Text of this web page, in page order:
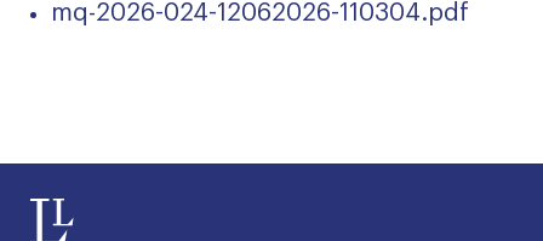
mq-2026-024-12062026-110304.pdf